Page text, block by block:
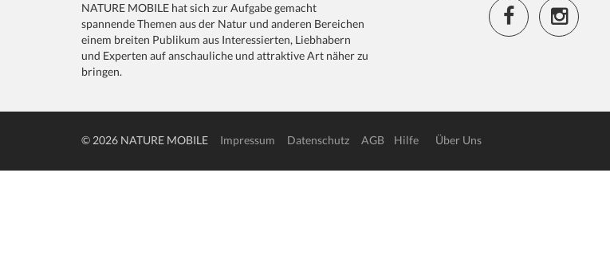
NATURE MOBILE hat sich zur Aufgabe gemacht
spannende Themen aus der Natur und anderen Bereichen
einem breiten Publikum aus Interessierten, Liebhabern
und Experten auf anschauliche und attraktive Art näher zu
bringen.
© 2026 NATURE MOBILE Impressum Datenschutz AGB Hilfe Über Uns